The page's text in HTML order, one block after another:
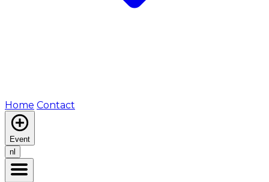
Home Contact
Event
nl